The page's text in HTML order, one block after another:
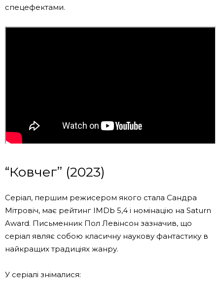
спецефектами.
“Ковчег” (2023)
Серіал, першим режисером якого стала Сандра
Мітровіч, має рейтинг IMDb 5,4 і номінацію на Saturn
Award. Письменник Пол Левінсон зазначив, що
серіал являє собою класичну наукову фантастику в
найкращих традиціях жанру.
У серіалі знімалися: